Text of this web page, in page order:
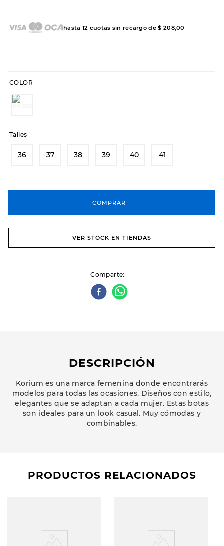
hasta 12 cuotas sin recargo de$ 208,00
COLOR
Talles
36 37 38 39 40 41
COMPRAR
VER STOCK EN TIENDAS
Comparte
DESCRIPCIÓN
Korium es una marca femenina donde encontrarás
modelos para todas las ocasiones. Diseños con estilo,
elegantes que se adaptan a cada mujer. Estas botas
son ideales para un look casual. Muy cómodas y
combinables.
PRODUCTOS RELACIONADOS